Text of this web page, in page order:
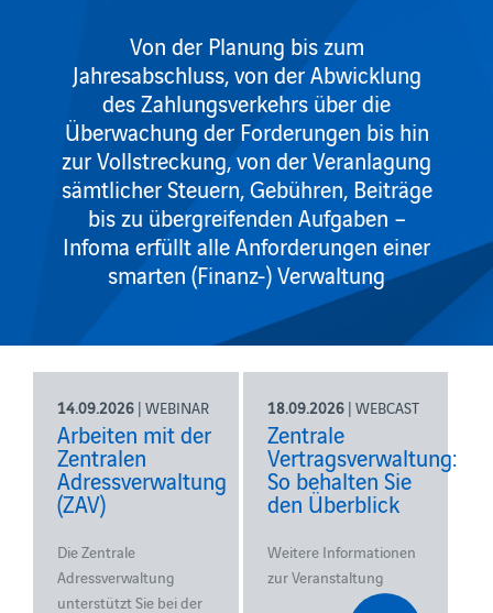
Von der Planung bis zum
Jahresabschluss, von der Abwicklung
des Zahlungsverkehrs über die
Überwachung der Forderungen bis hin
zur Vollstreckung, von der Veranlagung
sämtlicher Steuern, Gebühren, Beiträge
bis zu übergreifenden Aufgaben –
Infoma erfüllt alle Anforderungen einer
smarten (Finanz-) Verwaltung
14.09.2026 | WEBINAR
Arbeiten mit der
Zentralen
Adressverwaltung
(ZAV)
Die Zentrale
Adressverwaltung
unterstützt Sie bei der
18.09.2026| WEBCAST
Zentrale
Vertragsverwaltung:
So behalten Sie
den Überblick
Weitere Informationen
zur Veranstaltung